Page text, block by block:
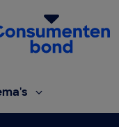
van de